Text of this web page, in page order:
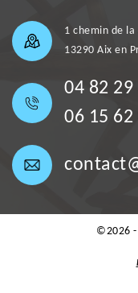
1 chemin de
13290 Aix en
04 82 29
06 15 62
©2026 -